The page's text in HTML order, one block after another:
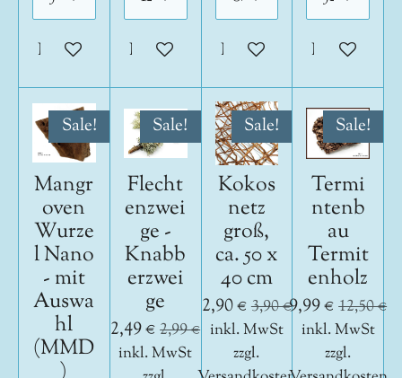
In den WarenkorbIn den WarenkorbIn den Warenkorb
In den
Sale!
Mangr
oven
Wurze
l Nano
- mit
Auswa
hl
(MMD
)
Sale!
Flecht
enzwei
ge -
Knabb
erzwei
ge
2,49 € 2,99 €
inkl. MwSt
Sale!
Kokos
netz
groß,
ca. 50 x
40 cm
2,90 € 3,90 €
inkl. MwSt
zzgl.
Sale!
Termi
ntenb
au
Termit
enholz
9,99 € 12,50 €
inkl. MwSt
zzgl.